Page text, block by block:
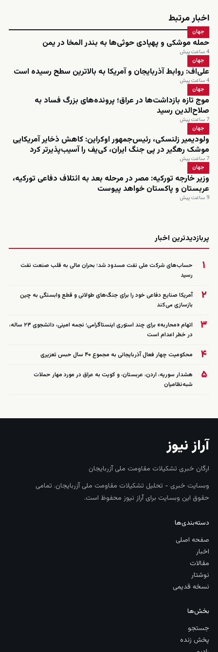
اخبار مرتبط
جهان
حمله موشکی و پهپادی حوثی‌ها به بندر المخا در یمن
4 ساعت پیش
جهان
علی‌اف: روابط آذربایجان و آمریکا به بالاترین سطح رسیده است
4 ساعت پیش
جهان
موج تازه بازداشت‌ها در عراق؛ پرونده‌های بزرگ فساد به
صلاح‌الدین رسید
7 ساعت پیش
جهان
ولودیمیر زلنسکی، رئیس‌جمهور اوکراین: کاهش ذخایر آمریکایی
موشک رهگیر در پی جنگ ایران، کی‌یف را آسیب‌پذیرتر کرد
7 ساعت پیش
جهان
وزیر خارجه تورکیه: مصر در مرحله بعد به ائتلاف دفاعی تورکیه،
عربستان و پاکستان خواهد پیوست
9 ساعت پیش
پربازدیدترین اخبار
۱
حساب‌های شرکت ملی نفت مسدود شد؛ بحران مالی به قلب صنعت نفت
رسید
۲
آمریکا صنایع دفاعی خود را برای جنگ‌های طولانی و قطع وابستگی به چین
بازسازی می‌کند
۳
اتهام «محاربه» برای چند استوری اینستاگرامی؛ نجمه امینی، دانشجوی ۲۳ ساله،
در خطر اعدام است
۴ محکومیت چهار فعال آذربایجانی به مجموع ۴۰ سال حبس تعزیری
۵
هشدار سوریه، اردن، عربستان، و کویت به عراق در مورد مهار حملات
شبه‌نظامیان
آراز نیوز
ارگان خبری تشکیلات مقاومت ملی آزربایجان
وبسایت خبری - تحلیل تشکیلات مقاومت ملی آزربایجان. تمامی
حقوق این وبسایت برای آراز نیوز محفوظ است.
دسته‌بندی‌ها
صفحه اصلی
اخبار
مقالات
نوشتار
نسخه قدیمی
بخش‌ها
جستجو
پخش زنده